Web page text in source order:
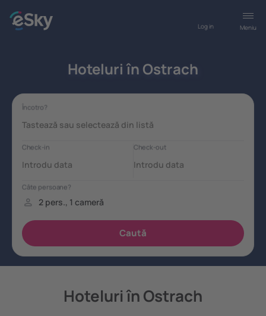
Meniu
Log in
Hoteluri în Ostrach
Hoteluri în Ostrach